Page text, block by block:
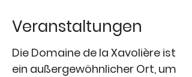
Veranstaltungen
Die Domaine de la Xavolière ist
ein außergewöhnlicher Ort, um